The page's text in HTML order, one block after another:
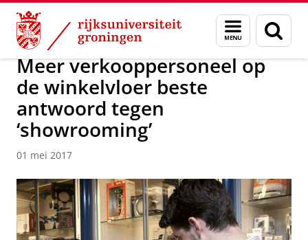
Skip
Content
Skip
Navigation
Menu
en
zoeken
Over ons Actueel Nieuws Nieuwsberichten
Meer verkooppersoneel op
de winkelvloer beste
antwoord tegen
‘showrooming’
01 mei 2017